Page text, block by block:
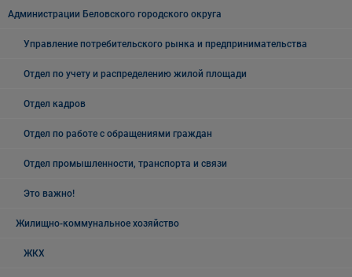
Администрации Беловского городского округа
Управление потребительского рынка и предпринимательства
Отдел по учету и распределению жилой площади
Отдел кадров
Отдел по работе с обращениями граждан
Отдел промышленности, транспорта и связи
Это важно!
Жилищно-коммунальное хозяйство
ЖКХ